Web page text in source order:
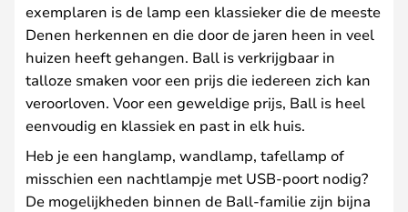
exemplaren is de lamp een klassieker die de meeste
Denen herkennen en die door de jaren heen in veel
huizen heeft gehangen. Ball is verkrijgbaar in
talloze smaken voor een prijs die iedereen zich kan
veroorloven. Voor een geweldige prijs, Ball is heel
eenvoudig en klassiek en past in elk huis.
Heb je een hanglamp, wandlamp, tafellamp of
misschien een nachtlampje met USB-poort nodig?
De mogelijkheden binnen de Ball-familie zijn bijna